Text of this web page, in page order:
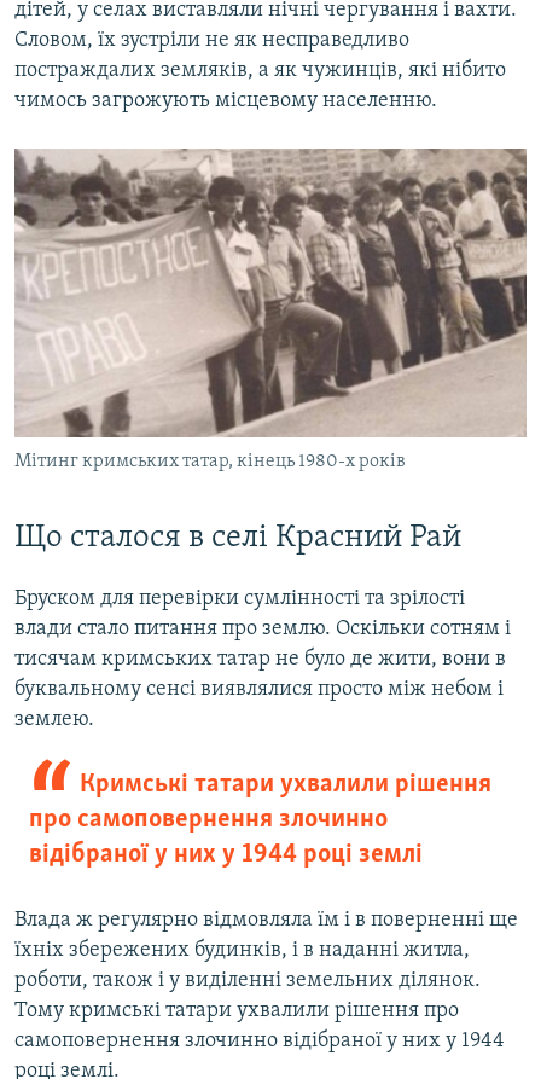
дітей, у селах виставляли нічні чергування і вахти.
Словом, їх зустріли не як несправедливо
постраждалих земляків, а як чужинців, які нібито
чимось загрожують місцевому населенню.
Мітинг кримських татар, кінець 1980-х років
Що сталося в селі Красний Рай
Бруском для перевірки сумлінності та зрілості
влади стало питання про землю. Оскільки сотням і
тисячам кримських татар не було де жити, вони в
буквальному сенсі виявлялися просто між небом і
землею.
Кримські татари ухвалили рішення
про самоповернення злочинно
відібраної у них у 1944 році землі
Влада ж регулярно відмовляла їм і в поверненні ще
їхніх збережених будинків, і в наданні житла,
роботи, також і у виділенні земельних ділянок.
Тому кримські татари ухвалили рішення про
самоповернення злочинно відібраної у них у 1944
році землі.